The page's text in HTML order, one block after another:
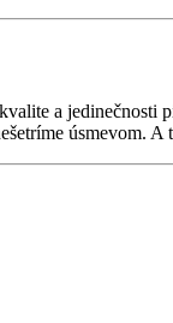
a
úsmevom.